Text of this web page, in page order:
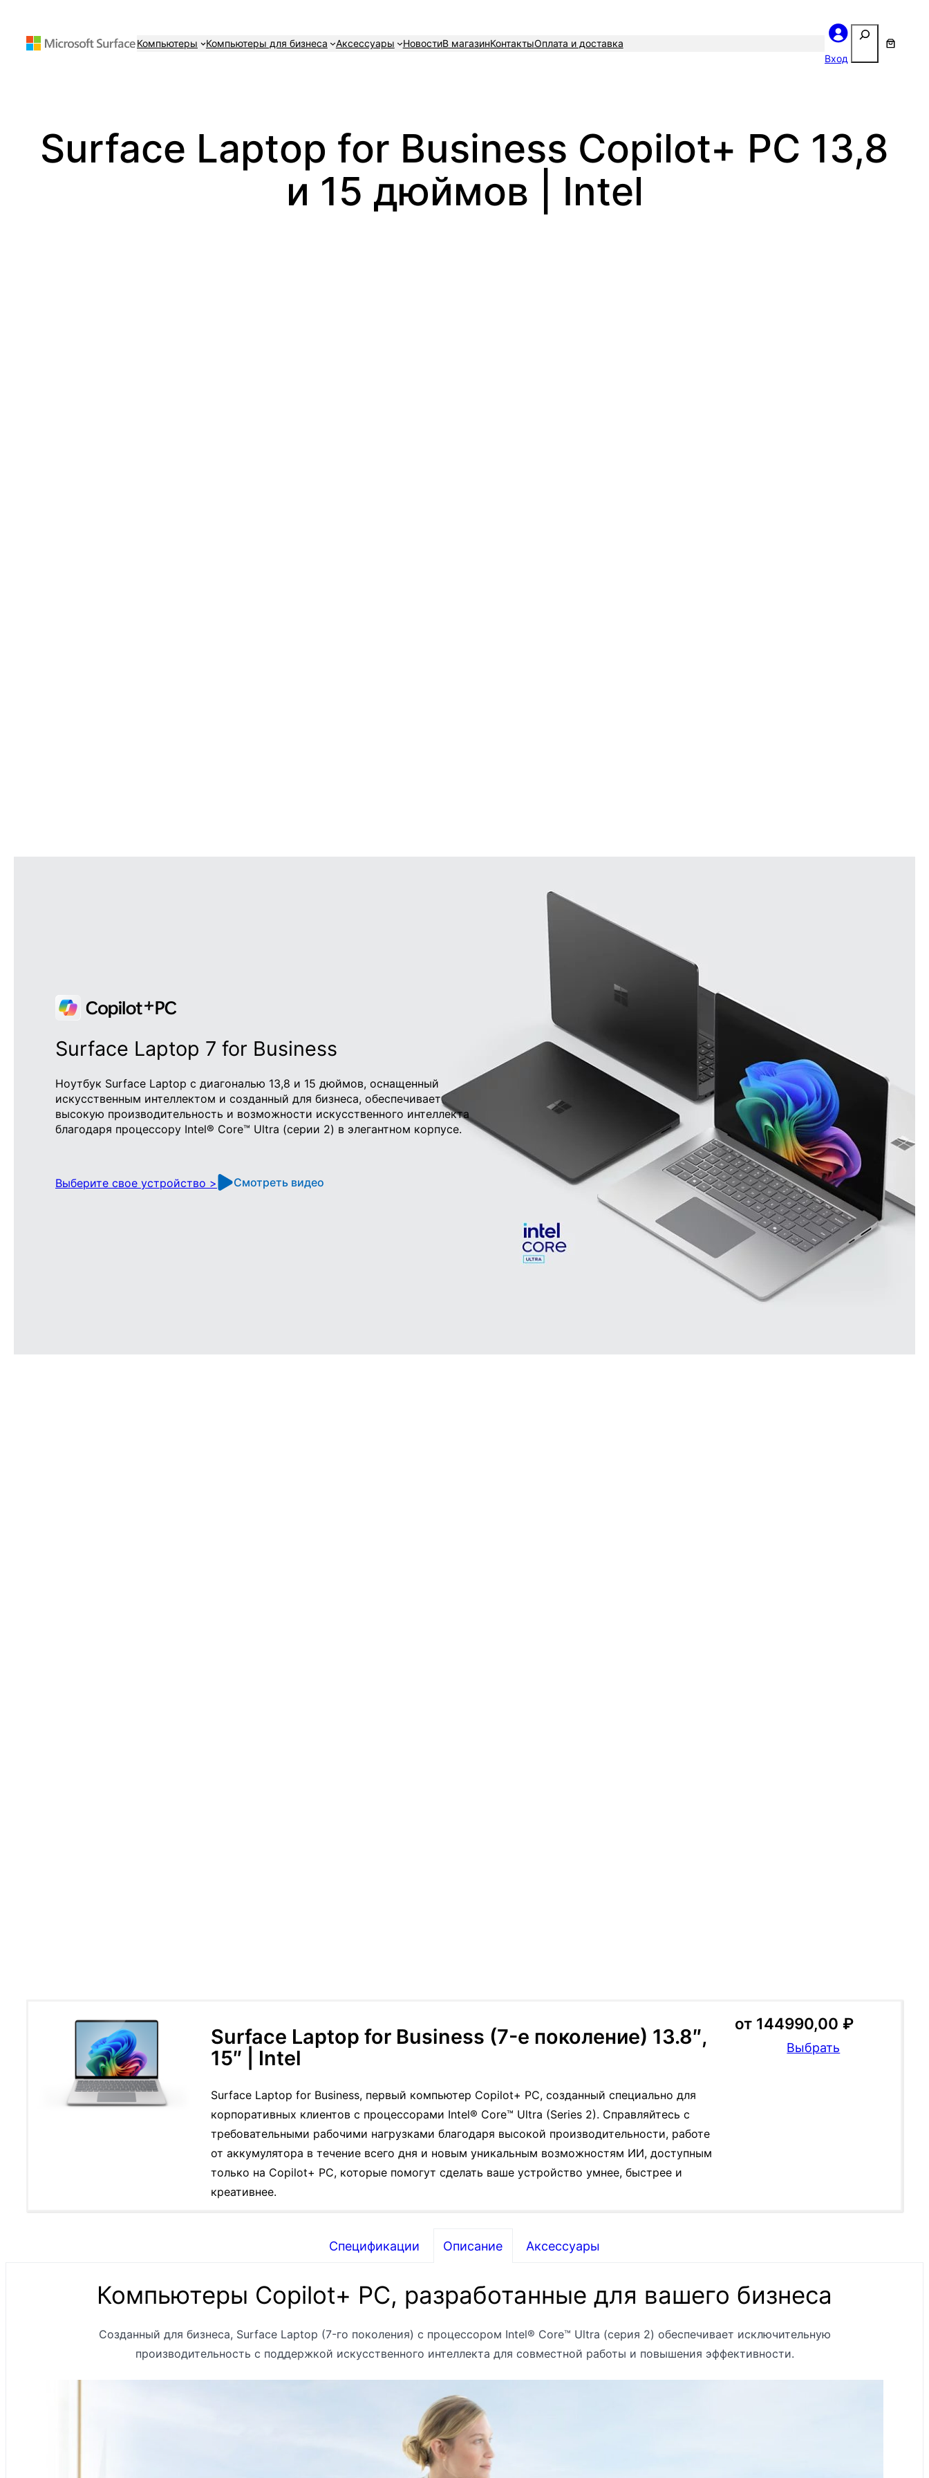
Компьютеры Компьютеры для бизнеса Аксессуары НовостиВ магазинКонтактыОплата и доставка
Вход
Поиск
Surface Laptop for Business Copilot+ PC 13,8
и 15 дюймов | Intel
Surface Laptop 7 for Business
Ноутбук Surface Laptop с диагональю 13,8 и 15 дюймов, оснащенный
искусственным интеллектом и созданный для бизнеса, обеспечивает
высокую производительность и возможности искусственного интеллекта
благодаря процессору Intel® Core™ Ultra (серии 2) в элегантном корпусе.
Выберите свое устройство > Смотреть видео
Surface Laptop for Business (7-е поколение) 13.8″,
15″ | Intel
Surface Laptop for Business, первый компьютер Copilot+ PC, созданный специально для
корпоративных клиентов с процессорами Intel® Core™ Ultra (Series 2). Справляйтесь с
требовательными рабочими нагрузками благодаря высокой производительности, работе
от аккумулятора в течение всего дня и новым уникальным возможностям ИИ, доступным
только на Copilot+ PC, которые помогут сделать ваше устройство умнее, быстрее и
креативнее.
от 144990,00 ₽
Выбрать
Спецификации Описание Аксессуары
Процессор
Intel® Core™ Ultra 5 236V
Intel® Core™ Ultra 7 266V
Intel® Core™ Ultra 7 268V
Intel® AI Boost с 40 TOPS
Intel® Core™ Ultra 5 236V
Intel® Core™ Ultra 5 238V
Компьютеры Copilot+ PC, разработанные для вашего бизнеса
Созданный для бизнеса, Surface Laptop (7-го поколения) с процессором Intel® Core™ Ultra (серия 2) обеспечивает исключительную
производительность с поддержкой искусственного интеллекта для совместной работы и повышения эффективности.